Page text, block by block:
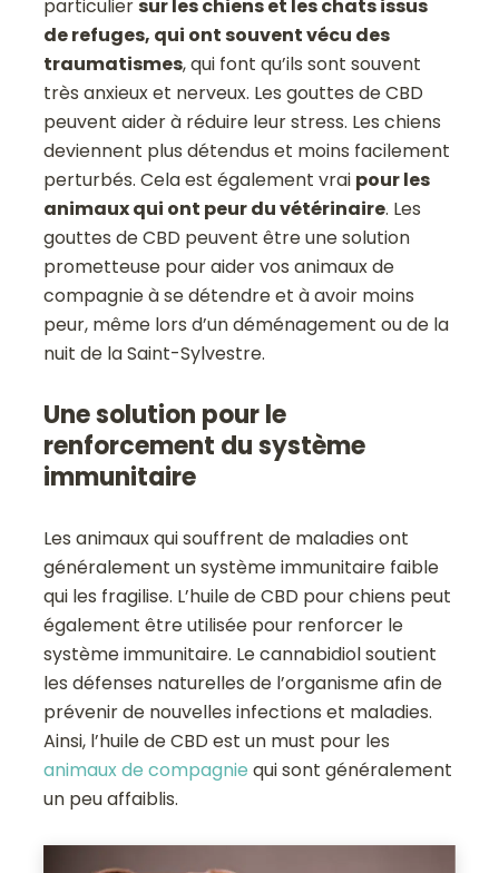
particuliersur les chiens et les chats issus
de refuges, qui ont souvent vécu des
traumatismes, qui font qu’ils sont souvent
très anxieux et nerveux. Les gouttes de CBD
peuvent aider à réduire leur stress. Les chiens
deviennent plus détendus et moins facilement
perturbés. Cela est également vrai pour les
animaux qui ont peur du vétérinaire. Les
gouttes de CBD peuvent être une solution
prometteuse pour aider vos animaux de
compagnie à se détendre et à avoir moins
peur, même lors d’un déménagement ou de la
nuit de la Saint-Sylvestre.
Une solution pour le
renforcement du système
immunitaire
Les animaux qui souffrent de maladies ont
généralement un système immunitaire faible
qui les fragilise. L’huile de CBD pour chiens peut
également être utilisée pour renforcer le
système immunitaire. Le cannabidiol soutient
les défenses naturelles de l’organisme afin de
prévenir de nouvelles infections et maladies.
Ainsi, l’huile de CBD est un must pour les
animaux de compagnie qui sont généralement
un peu affaiblis.